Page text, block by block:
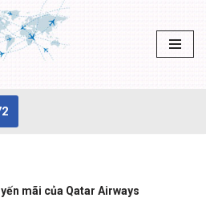
mãi của Qatar Airways